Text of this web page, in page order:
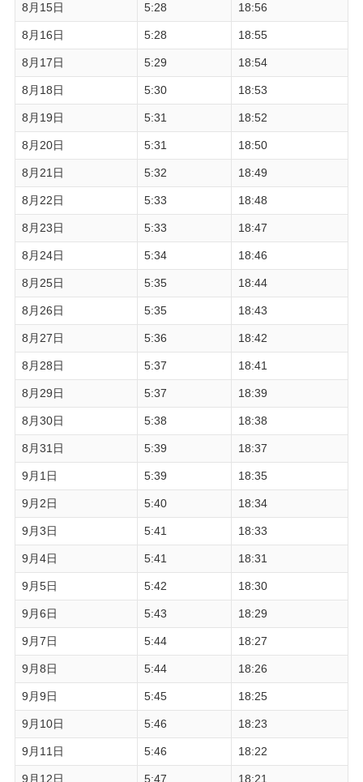
8月15日 5:28 18:56
8月16日 5:28 18:55
8月17日 5:29 18:54
8月18日 5:30 18:53
8月19日 5:31 18:52
8月20日 5:31 18:50
8月21日 5:32 18:49
8月22日 5:33 18:48
8月23日 5:33 18:47
8月24日 5:34 18:46
8月25日 5:35 18:44
8月26日 5:35 18:43
8月27日 5:36 18:42
8月28日 5:37 18:41
8月29日 5:37 18:39
8月30日 5:38 18:38
8月31日 5:39 18:37
9月1日 5:39 18:35
9月2日 5:40 18:34
9月3日 5:41 18:33
9月4日 5:41 18:31
9月5日 5:42 18:30
9月6日 5:43 18:29
9月7日 5:44 18:27
9月8日 5:44 18:26
9月9日 5:45 18:25
9月10日 5:46 18:23
9月11日 5:46 18:22
9月12日 5:47 18:21